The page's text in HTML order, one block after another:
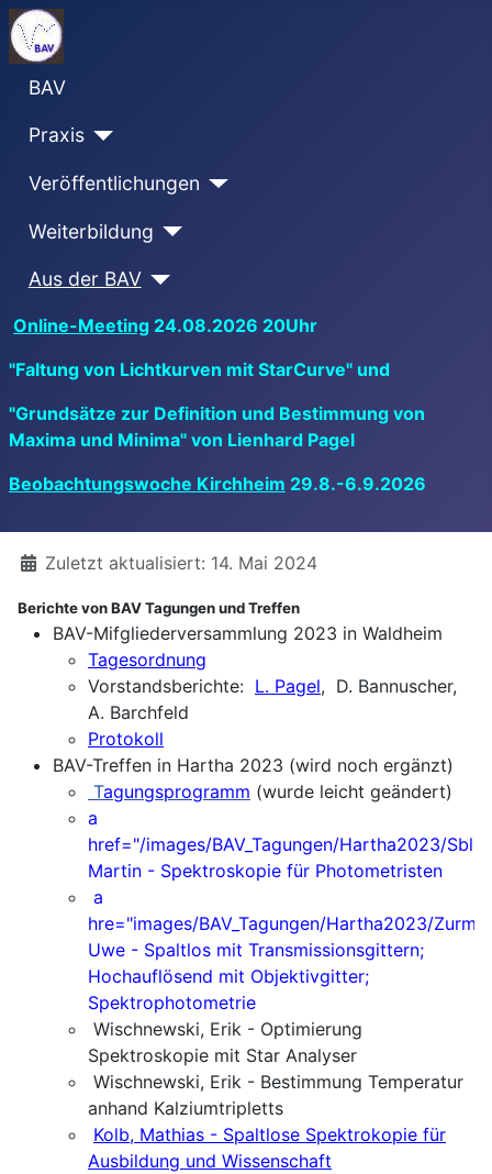
BAV
Praxis
Veröffentlichungen
Weiterbildung
Aus der BAV
Online-Meeting 24.08.2026 20Uhr
"Faltung von Lichtkurven mit StarCurve" und
"Grundsätze zur Definition und Bestimmung von
Maxima und Minima" von Lienhard Pagel
Beobachtungswoche Kirchheim 29.8.-6.9.2026
DetailsZuletzt aktualisiert: 14. Mai 2024
Berichte von BAV Tagungen und Treffen
BAV-Mifgliederversammlung 2023 in Waldheim
Tagesordnung
Vorstandsberichte: L. Pagel, D. Bannuscher,
A. Barchfeld
Protokoll
BAV-Treffen in Hartha 2023 (wird noch ergänzt)
Tagungsprogramm (wurde leicht geändert)
a
href="/images/BAV_Tagungen/Hartha2023/
Martin - Spektroskopie für Photometristen
a
hre="images/BAV_Tagungen/Hartha2023/
Uwe - Spaltlos mit Transmissionsgittern;
Hochauflösend mit Objektivgitter;
Spektrophotometrie
Wischnewski, Erik - Optimierung
Spektroskopie mit Star Analyser
Wischnewski, Erik - Bestimmung Temperatur
anhand Kalziumtripletts
Kolb, Mathias - Spaltlose Spektrokopie für
Ausbildung und Wissenschaft